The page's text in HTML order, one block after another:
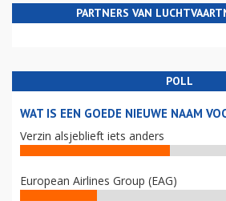
PARTNERS VAN
POLL
WAT IS EEN GOEDE NIEUWE NAAM
Verzin alsjeblieft iets anders
European Airlines Group (EAG)